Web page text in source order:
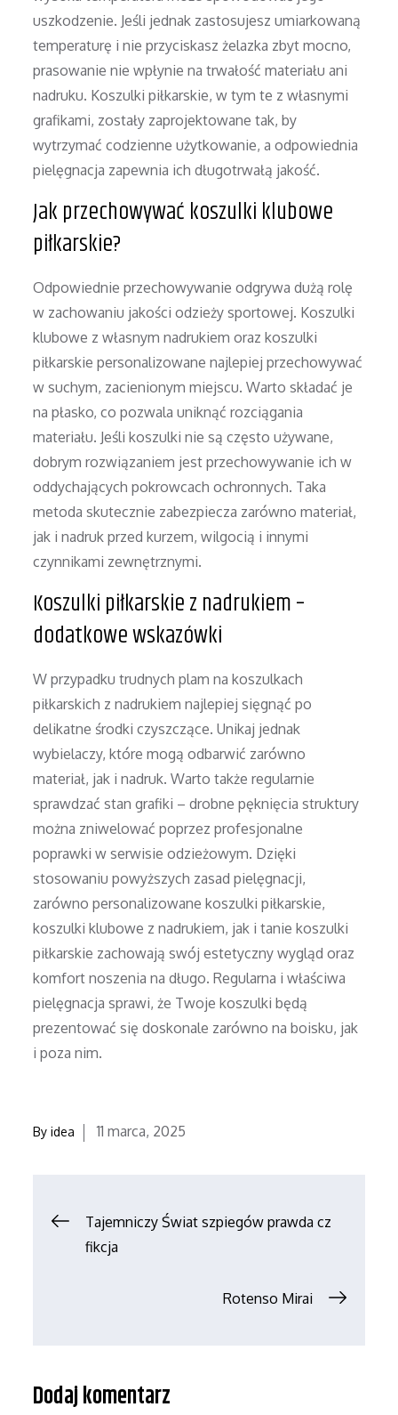
uszkodzenie. Jeśli jednak zastosujesz umiarkowaną
temperaturę i nie przyciskasz żelazka zbyt mocno,
prasowanie nie wpłynie na trwałość materiału ani
nadruku. Koszulki piłkarskie, w tym te z własnymi
grafikami, zostały zaprojektowane tak, by
wytrzymać codzienne użytkowanie, a odpowiednia
pielęgnacja zapewnia ich długotrwałą jakość.
Jak przechowywać koszulki klubowe
piłkarskie?
Odpowiednie przechowywanie odgrywa dużą rolę
w zachowaniu jakości odzieży sportowej. Koszulki
klubowe z własnym nadrukiem oraz koszulki
piłkarskie personalizowane najlepiej przechowywać
w suchym, zacienionym miejscu. Warto składać je
na płasko, co pozwala uniknąć rozciągania
materiału. Jeśli koszulki nie są często używane,
dobrym rozwiązaniem jest przechowywanie ich w
oddychających pokrowcach ochronnych. Taka
metoda skutecznie zabezpiecza zarówno materiał,
jak i nadruk przed kurzem, wilgocią i innymi
czynnikami zewnętrznymi.
Koszulki piłkarskie z nadrukiem –
dodatkowe wskazówki
W przypadku trudnych plam na koszulkach
piłkarskich z nadrukiem najlepiej sięgnąć po
delikatne środki czyszczące. Unikaj jednak
wybielaczy, które mogą odbarwić zarówno
materiał, jak i nadruk. Warto także regularnie
sprawdzać stan grafiki – drobne pęknięcia struktury
można zniwelować poprzez profesjonalne
poprawki w serwisie odzieżowym. Dzięki
stosowaniu powyższych zasad pielęgnacji,
zarówno personalizowane koszulki piłkarskie,
koszulki klubowe z nadrukiem, jak i tanie koszulki
piłkarskie zachowają swój estetyczny wygląd oraz
komfort noszenia na długo. Regularna i właściwa
pielęgnacja sprawi, że Twoje koszulki będą
prezentować się doskonale zarówno na boisku, jak
i poza nim.
Byidea
Posted
11 marca, 2025
Nawigacja
wpisu
Tajemniczy Świat szpiegów prawda cz
fikcja
Rotenso Mirai
Dodaj komentarz